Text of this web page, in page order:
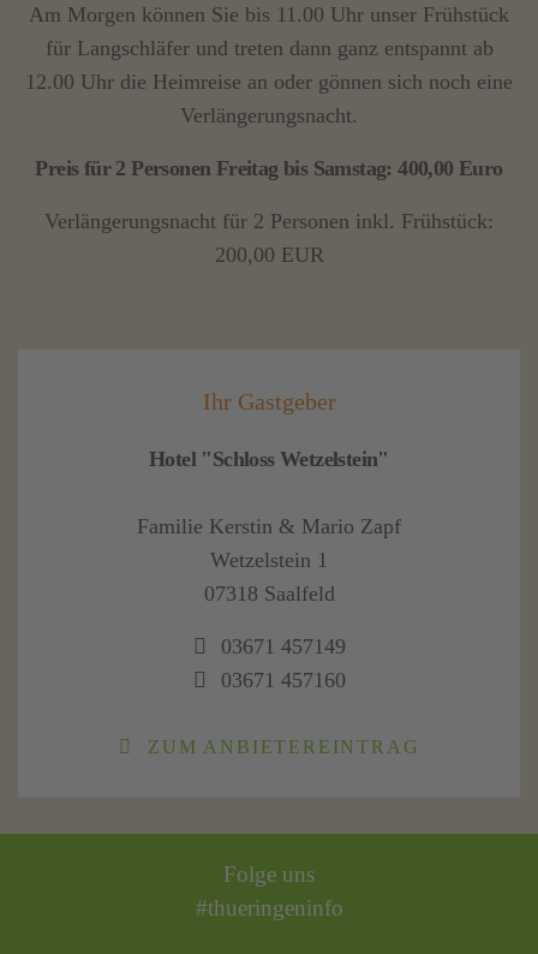
Am Morgen können Sie bis 11.00 Uhr unser Frühstück
für Langschläfer und treten dann ganz entspannt ab
12.00 Uhr die Heimreise an oder gönnen sich noch eine
Verlängerungsnacht.
Preis für 2 Personen Freitag bis Samstag: 400,00 Euro
Verlängerungsnacht für 2 Personen inkl. Frühstück:
200,00 EUR
Ihr Gastgeber
Hotel "Schloss Wetzelstein"
Familie Kerstin & Mario Zapf
Wetzelstein 1
07318 Saalfeld
03671 457149
03671 457160
ZUM ANBIETEREINTRAG
Folge uns
#thueringeninfo